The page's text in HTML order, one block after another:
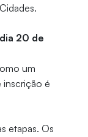
20 de
um
inscrição é
etapas. Os